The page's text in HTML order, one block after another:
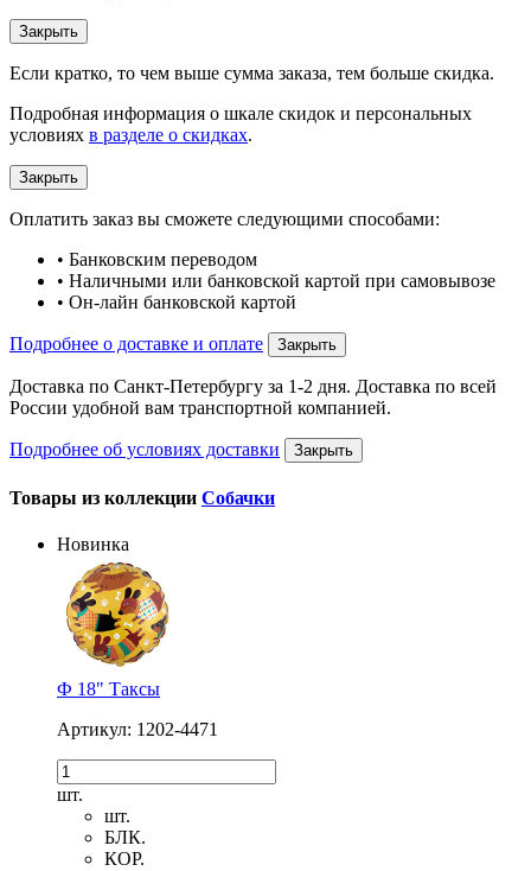
Закрыть
Если кратко, то чем выше сумма заказа, тем больше скидка.
Подробная информация о шкале скидок и персональных
условиях в разделе о скидках.
Закрыть
Оплатить заказ вы сможете следующими способами:
• Банковским переводом
• Наличными или банковской картой при самовывозе
• Он-лайн банковской картой
Подробнее о доставке и оплате Закрыть
Доставка по Санкт-Петербургу за 1-2 дня. Доставка по всей
России удобной вам транспортной компанией.
Подробнее об условиях доставки Закрыть
Товары из коллекции Собачки
Новинка
Ф 18" Таксы
Артикул: 1202-4471
шт.
шт.
БЛК.
КОР.